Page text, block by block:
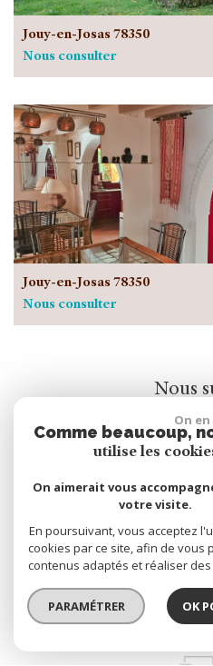
Jouy-en-Josas 78350
Nous consulter
Jouy-en-Josas 78350
Nous consulter
Nous
© 2026 | Tous droits réservés |
On
Comme beaucoup,
utilise les
On aimerait vous
votre visite.
En poursuivant, vous acceptez
cookies par ce site, afin de vous
contenus adaptés et réaliser
PARAMÉTRER OK